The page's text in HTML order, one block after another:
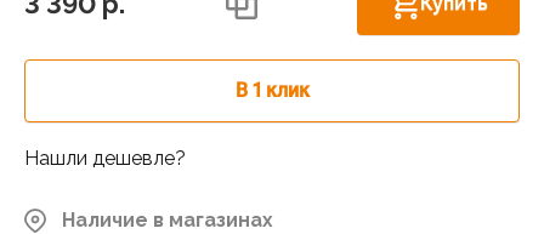
В 1 клик
Нашли дешевле?
Наличие в магазинах